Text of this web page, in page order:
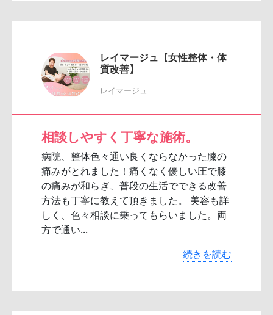
レイマージュ【女性整体・体
質改善】
レイマージュ
相談しやすく丁寧な施術。
病院、整体色々通い良くならなかった膝の
痛みがとれました！痛くなく優しい圧で膝
の痛みが和らぎ、普段の生活でできる改善
方法も丁寧に教えて頂きました。 美容も詳
しく、色々相談に乗ってもらいました。両
方で通い...
続きを読む